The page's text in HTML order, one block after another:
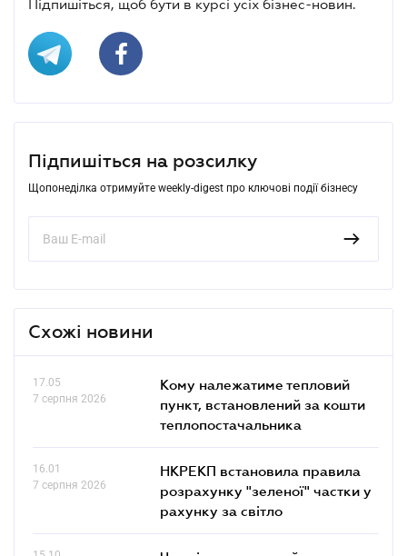
Підпишіться, щоб бути в курсі усіх бізнес-новин.
Підпишіться на розсилку
Щопонеділка отримуйте weekly-digest про ключові події бізнесу
Схожі новини
17.05
7 серпня 2026
Кому належатиме тепловий
пункт, встановлений за кошти
теплопостачальника
16.01
7 серпня 2026
НКРЕКП встановила правила
розрахунку "зеленої" частки у
рахунку за світло